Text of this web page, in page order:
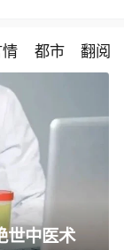
都市 翻阅
世中医术